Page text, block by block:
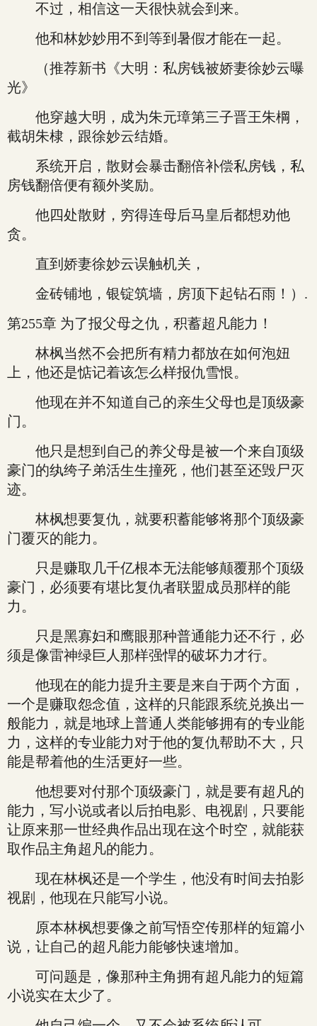
不过，相信这一天很快就会到来。
他和林妙妙用不到等到暑假才能在一起。
（推荐新书《大明：私房钱被娇妻徐妙云曝
光》
他穿越大明，成为朱元璋第三子晋王朱棡，
截胡朱棣，跟徐妙云结婚。
系统开启，散财会暴击翻倍补偿私房钱，私
房钱翻倍便有额外奖励。
他四处散财，穷得连母后马皇后都想劝他
贪。
直到娇妻徐妙云误触机关，
金砖铺地，银锭筑墙，房顶下起钻石雨！）.
第255章 为了报父母之仇，积蓄超凡能力！
林枫当然不会把所有精力都放在如何泡妞
上，他还是惦记着该怎么样报仇雪恨。
他现在并不知道自己的亲生父母也是顶级豪
门。
他只是想到自己的养父母是被一个来自顶级
豪门的纨绔子弟活生生撞死，他们甚至还毁尸灭
迹。
林枫想要复仇，就要积蓄能够将那个顶级豪
门覆灭的能力。
只是赚取几千亿根本无法能够颠覆那个顶级
豪门，必须要有堪比复仇者联盟成员那样的能
力。
只是黑寡妇和鹰眼那种普通能力还不行，必
须是像雷神绿巨人那样强悍的破坏力才行。
他现在的能力提升主要是来自于两个方面，
一个是赚取怨念值，这样的只能跟系统兑换出一
般能力，就是地球上普通人类能够拥有的专业能
力，这样的专业能力对于他的复仇帮助不大，只
能是帮着他的生活更好一些。
他想要对付那个顶级豪门，就是要有超凡的
能力，写小说或者以后拍电影、电视剧，只要能
让原来那一世经典作品出现在这个时空，就能获
取作品主角超凡的能力。
现在林枫还是一个学生，他没有时间去拍影
视剧，他现在只能写小说。
原本林枫想要像之前写悟空传那样的短篇小
说，让自己的超凡能力能够快速增加。
可问题是，像那种主角拥有超凡能力的短篇
小说实在太少了。